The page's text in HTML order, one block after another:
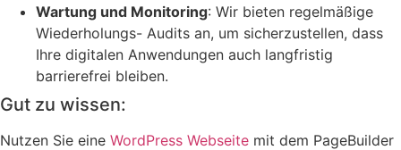
Wartung und Monitoring: Wir bieten regelmäßige
Wiederholungs- Audits an, um sicherzustellen, dass
Ihre digitalen Anwendungen auch langfristig
barrierefrei bleiben.
Gut zu wissen:
Nutzen Sie eine WordPress Webseite mit dem PageBuilder